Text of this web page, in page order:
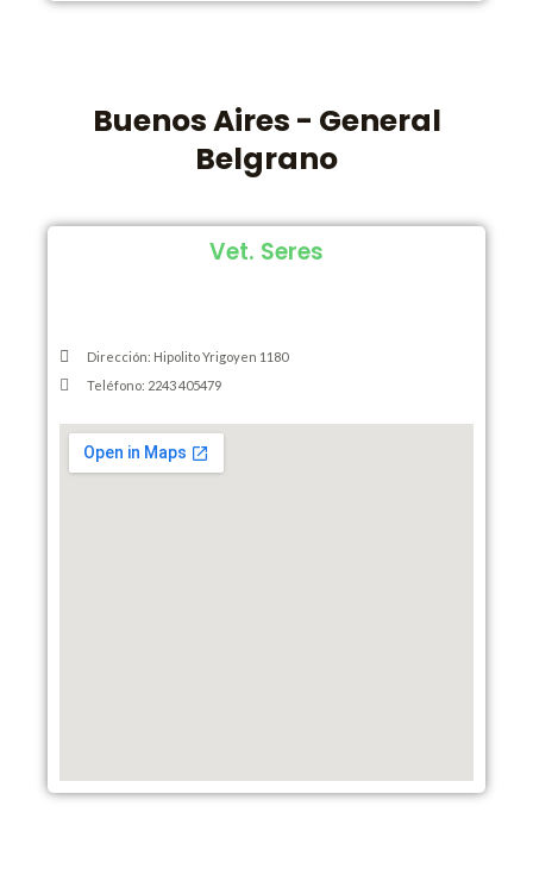
Buenos Aires - General
Belgrano
Vet. Seres
Dirección: Hipolito Yrigoyen 1180
Teléfono: 2243 405479